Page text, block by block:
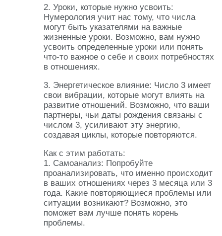
2. Уроки, которые нужно усвоить:
Нумерология учит нас тому, что числа
могут быть указателями на важные
жизненные уроки. Возможно, вам нужно
усвоить определенные уроки или понять
что-то важное о себе и своих потребностях
в отношениях.
3. Энергетическое влияние: Число 3 имеет
свои вибрации, которые могут влиять на
развитие отношений. Возможно, что ваши
партнеры, чьи даты рождения связаны с
числом 3, усиливают эту энергию,
создавая циклы, которые повторяются.
Как с этим работать:
1. Самоанализ: Попробуйте
проанализировать, что именно происходит
в ваших отношениях через 3 месяца или 3
года. Какие повторяющиеся проблемы или
ситуации возникают? Возможно, это
поможет вам лучше понять корень
проблемы.